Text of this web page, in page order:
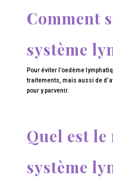
Comment
système
Pour éviter l’oedème
traitements, mais aussi de
pour y parvenir.
Quel est
système